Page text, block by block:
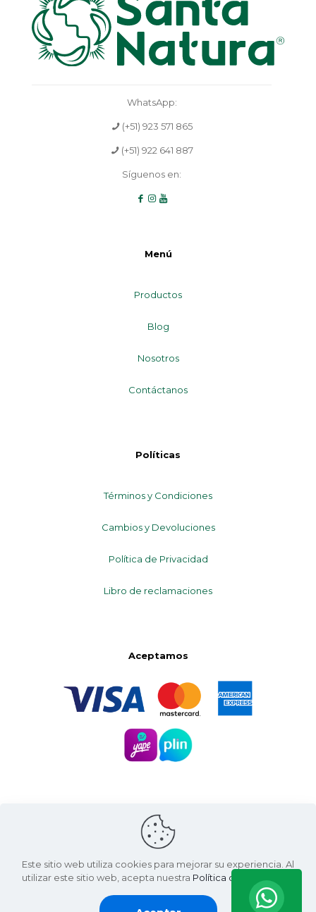
WhatsApp:
(+51) 923 571 865
(+51) 922 641 887
Síguenos en:
Menú
Productos
Blog
Nosotros
Contáctanos
Políticas
Términos y Condiciones
Cambios y Devoluciones
Política de Privacidad
Libro de reclamaciones
Aceptamos
Santa Natura ©2026 | Living Green International SAC
Este sitio web utiliza cookies para mejorar su experiencia. Al
utilizar este sitio web, acepta nuestra Política de Privacidad